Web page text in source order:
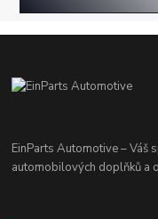
EinParts Automotive – Váš
automobilových doplňků a